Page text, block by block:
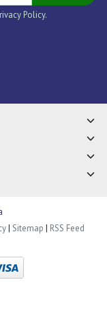
Policy.
| Sitemap | RSS Feed